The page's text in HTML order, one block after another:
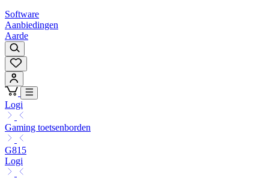
Software
Aanbiedingen
Aarde
Logi
Gaming toetsenborden
G815
Logi